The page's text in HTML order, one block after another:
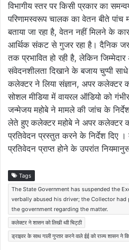
विभागीय स्तर पर किसी प्रकार का
परिणामस्वरूप चालक का वेतन बीते पांच
बताया जा रहा है, वेतन नहीं मिलने के
आर्थिक संकट से गुजर रहा है। दैनिक
तक प्रभावित हो रही है, लेकिन
संवेदनशीलता दिखाने के बजाय चुप्पी
कलेक्टर ने लिया संज्ञान, अपर कलेक्टर
सोशल मीडिया में वायरल ऑडियो को
जन्मेजय महोबे ने मामले की जांच के
लेते हुए कलेक्टर महोबे ने अपर कलेक्टर
प्रतिवेदन प्रस्तुत करने के निर्देश दिए
प्रतिवेदन प्राप्त होने के उपरांत
Tags
The State Government has suspended the
verbally abused his driver; the Collector
the government regarding the matter.
कलेक्टर ने शासन को लिखी थाी चिट्ठी
ड्राइवर के साथ गाली गुप्तार करने वाले ईई को राज्य शासन ने